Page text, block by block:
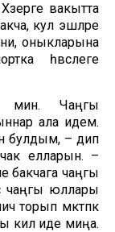
вакытта
кул эшләре
оныкларына
һәвәслеге
мин. Чаңгы
ала идем.
булдым, – дип
елларын. –
бакчага чаңгы
чаңгы юллары
торып мәктәпкә
килә иде миңа.